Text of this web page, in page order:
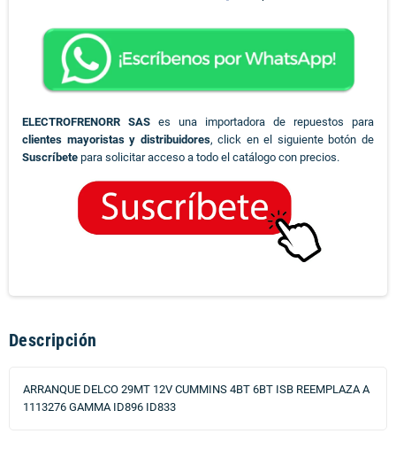
ELECTROFRENORR SAS es una importadora de repuestos para
clientes mayoristas y distribuidores, click en el siguiente botón de
Suscríbete para solicitar acceso a todo el catálogo con precios.
Descripción
ARRANQUE DELCO 29MT 12V CUMMINS 4BT 6BT ISB REEMPLAZA A
1113276 GAMMA ID896 ID833